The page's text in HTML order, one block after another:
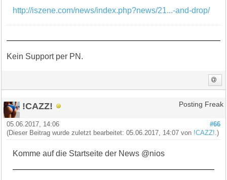
http://iszene.com/news/index.php?news/21...-and-drop/
Kein Support per PN.
!CAZZ! Posting Freak
#66
05.06.2017, 14:06
(Dieser Beitrag wurde zuletzt bearbeitet: 05.06.2017, 14:07 von !CAZZ! .)
Komme auf die Startseite der News @nios